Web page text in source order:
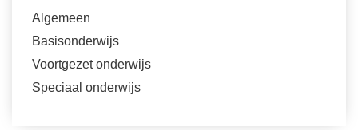
Algemeen
Basisonderwijs
Voortgezet onderwijs
Speciaal onderwijs